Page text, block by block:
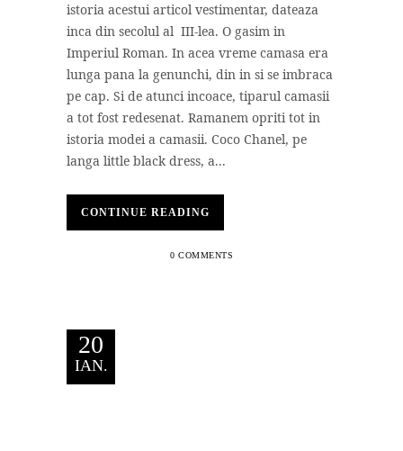
istoria acestui articol vestimentar, dateaza
inca din secolul al III-lea. O gasim in
Imperiul Roman. In acea vreme camasa era
lunga pana la genunchi, din in si se imbraca
pe cap. Si de atunci incoace, tiparul camasii
a tot fost redesenat. Ramanem opriti tot in
istoria modei a camasii. Coco Chanel, pe
langa little black dress, a...
CONTINUE READING
0 COMMENTS
20
IAN.